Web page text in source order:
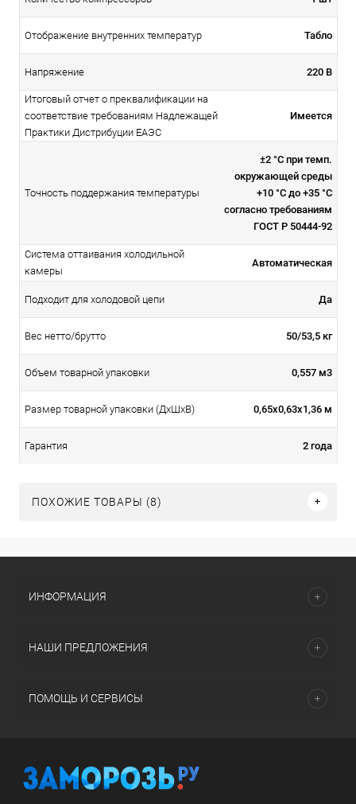
Отображение внутренних температур Табло
Напряжение 220 В
Итоговый отчет о преквалификации на
соответствие требованиям Надлежащей
Практики Дистрибуции ЕАЭС
Имеется
Точность поддержания температуры
±2 °C при темп.
окружающей среды
+10 °C до +35 °C
согласно требованиям
ГОСТ Р 50444-92
Система оттаивания холодильной
камеры
Автоматическая
Подходит для холодовой цепи Да
Вес нетто/брутто 50/53,5 кг
Объем товарной упаковки 0,557 м3
Размер товарной упаковки (ДхШхВ) 0,65х0,63х1,36 м
Гарантия 2 года
ПОХОЖИЕ ТОВАРЫ (8)
ИНФОРМАЦИЯ
НАШИ ПРЕДЛОЖЕНИЯ
ПОМОЩЬ И СЕРВИСЫ